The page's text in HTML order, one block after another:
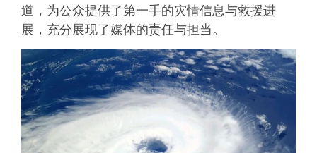
道，为公众提供了第一手的灾情信息与救援进
展，充分展现了媒体的责任与担当。